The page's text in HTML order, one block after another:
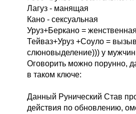
Лагуз - манящая
Кано - сексуальная
Уруз+Беркано =
Тейваз+Уруз +Соуло =
слюновыделение))) у мужчин
Оговорить можно порунно,
в таком ключе:
Данный Рунический Став
действия по обновлению,